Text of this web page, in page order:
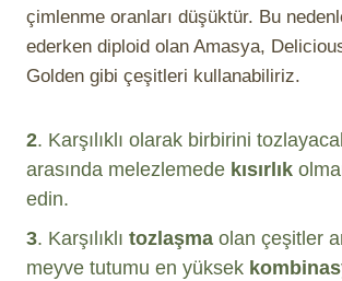
çimlenme oranları düşüktür. Bu
ederken diploid olan Amasya,
Golden gibi çeşitleri kullanabiliriz.
2. Karşılıklı olarak birbirini
arasında melezlemede kısırlık
edin.
3. Karşılıklı tozlaşma olan çeşitler
meyve tutumu en yüksek